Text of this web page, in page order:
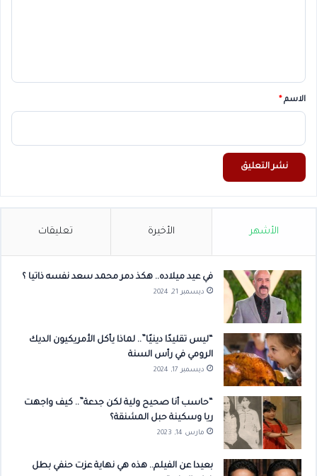
*
الاسم *
الأشهر الأخيرة تعليقات
في عيد ميلاده.. هكذ دمر محمد سعد نفسه ذاتيا ؟
ديسمبر 21, 2024
“ليس تقليدًا دينيًا”.. لماذا يأكل الأمريكيون الديك
الرومي في رأس السنة
ديسمبر 17, 2024
“حاسب أنا صحيح ولية لكن جدعة”.. كيف واجهت
ريا وسكينة حبل المشنقة؟
مارس 14, 2023
بعيدا عن الفيلم.. هذه هي نهاية عزت حنفي بطل